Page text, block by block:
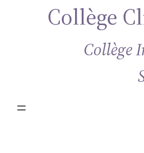
Collège
Collège